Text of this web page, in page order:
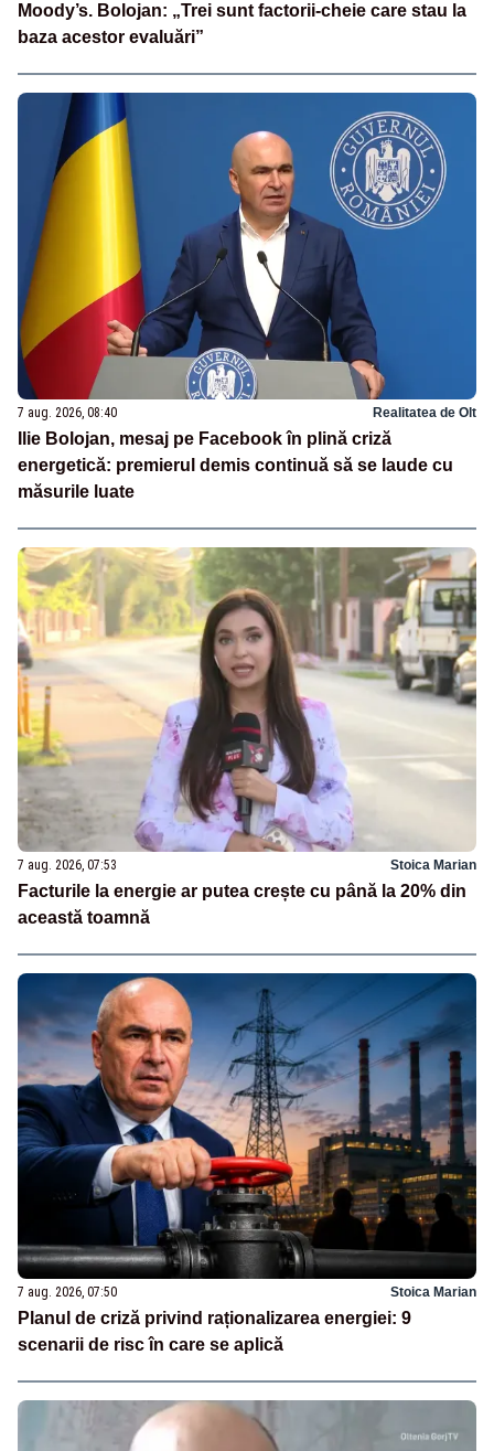
Moody’s. Bolojan: „Trei sunt factorii-cheie care stau la
baza acestor evaluări”
7 aug. 2026, 08:40 Realitatea de Olt
Ilie Bolojan, mesaj pe Facebook în plină criză
energetică: premierul demis continuă să se laude cu
măsurile luate
7 aug. 2026, 07:53 Stoica Marian
Facturile la energie ar putea crește cu până la 20% din
această toamnă
7 aug. 2026, 07:50 Stoica Marian
Planul de criză privind raționalizarea energiei: 9
scenarii de risc în care se aplică